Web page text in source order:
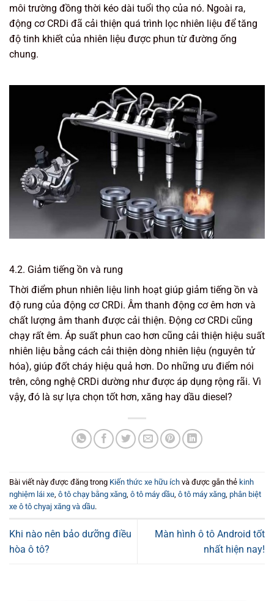
môi trường đồng thời kéo dài tuổi thọ của nó. Ngoài ra,
động cơ CRDi đã cải thiện quá trình lọc nhiên liệu để tăng
độ tinh khiết của nhiên liệu được phun từ đường ống
chung.
4.2. Giảm tiếng ồn và rung
Thời điểm phun nhiên liệu linh hoạt giúp giảm tiếng ồn và
độ rung của động cơ CRDi. Âm thanh động cơ êm hơn và
chất lượng âm thanh được cải thiện. Động cơ CRDi cũng
chạy rất êm. Áp suất phun cao hơn cũng cải thiện hiệu suất
nhiên liệu bằng cách cải thiện dòng nhiên liệu (nguyên tử
hóa), giúp đốt cháy hiệu quả hơn. Do những ưu điểm nói
trên, công nghệ CRDi dường như được áp dụng rộng rãi. Vì
vậy, đó là sự lựa chọn tốt hơn, xăng hay dầu diesel?
Bài viết này được đăng trong Kiến thức xe hữu ích và được gắn thẻ kinh
nghiệm lái xe, ô tô chạy bằng xăng, ô tô máy dầu, ô tô máy xăng, phân biệt
xe ô tô chyaj xăng và dầu.
Khi nào nên bảo dưỡng điều
hòa ô tô?
Màn hình ô tô Android tốt
nhất hiện nay!